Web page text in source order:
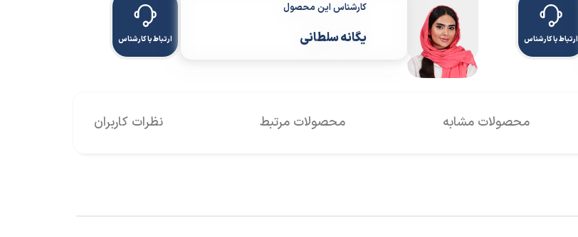
ارتباط با کارشناس
کارشناس این محصول
یگانه سلطانی ارتباط با کارشناس
محصولات مشابه محصولات مرتبط نظرات کاربران